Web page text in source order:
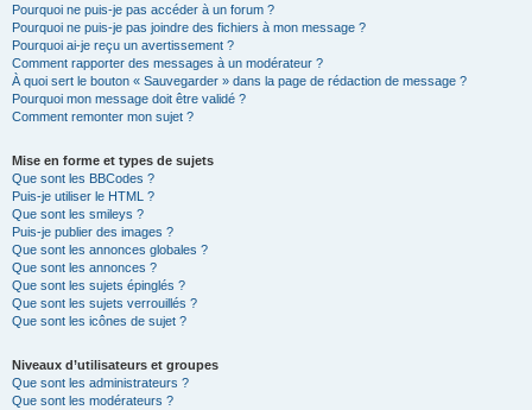
Pourquoi ne puis-je pas accéder à un forum ?
Pourquoi ne puis-je pas joindre des fichiers à mon message ?
Pourquoi ai-je reçu un avertissement ?
Comment rapporter des messages à un modérateur ?
À quoi sert le bouton « Sauvegarder » dans la page de rédaction de message ?
Pourquoi mon message doit être validé ?
Comment remonter mon sujet ?
Mise en forme et types de sujets
Que sont les BBCodes ?
Puis-je utiliser le HTML ?
Que sont les smileys ?
Puis-je publier des images ?
Que sont les annonces globales ?
Que sont les annonces ?
Que sont les sujets épinglés ?
Que sont les sujets verrouillés ?
Que sont les icônes de sujet ?
Niveaux d’utilisateurs et groupes
Que sont les administrateurs ?
Que sont les modérateurs ?